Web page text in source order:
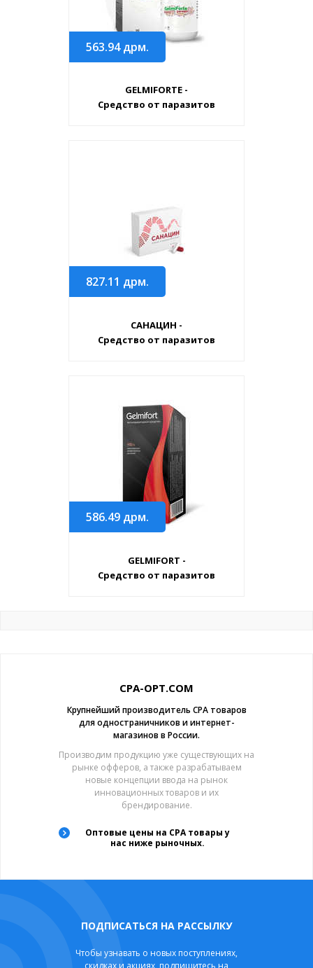
563.94дрм.
GELMIFORTE -
Средство от паразитов
827.11 дрм.
САНАЦИН -
Средство от паразитов
586.49 дрм.
GELMIFORT -
Средство от паразитов
CPA-OPT.COM
Крупнейший производитель CPA товаров
для одностраничников и интернет-
магазинов в России.
Производим продукцию уже существующих на
рынке офферов, а также разрабатываем
новые концепции ввода на рынок
инновационных товаров и их
брендирование.
Оптовые цены на CPA товары у
нас ниже рыночных.
ПОДПИСАТЬСЯ НА РАССЫЛКУ
Чтобы узнавать о новых поступлениях,
скидках и акциях, подпишитесь на